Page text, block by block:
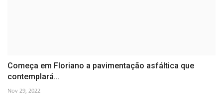
Começa em Floriano a pavimentação asfáltica que
contemplará...
Nov 29, 2022